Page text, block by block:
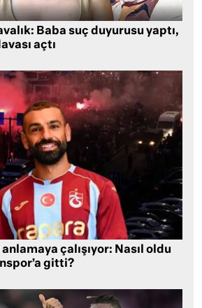
Baba suç duyurusu yaptı,
açtı
çalışıyor: Nasıl oldu
gitti?